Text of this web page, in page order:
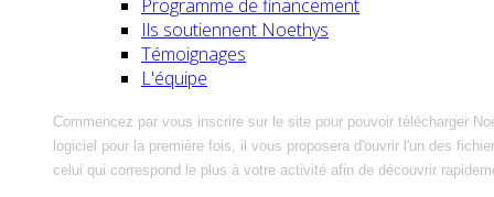
Programme de financement
Ils soutiennent Noethys
Témoignages
L'équipe
Commencez par vous inscrire sur le site pour pouvoir télécharger
logiciel pour la première fois, il vous proposera d'ouvrir l'un des
celui qui correspond le plus à votre activité afin de découvrir